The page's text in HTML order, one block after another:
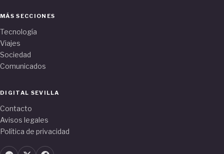
MÁS SECCIONES
Tecnología
Viajes
Sociedad
Comunicados
DIGITAL SEVILLA
Contacto
Avisos legales
Política de privacidad